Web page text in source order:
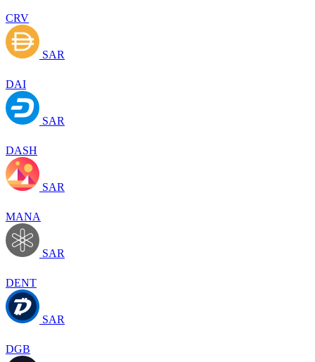
CRV
SAR
DAI
SAR
DASH
SAR
MANA
SAR
DENT
SAR
DGB